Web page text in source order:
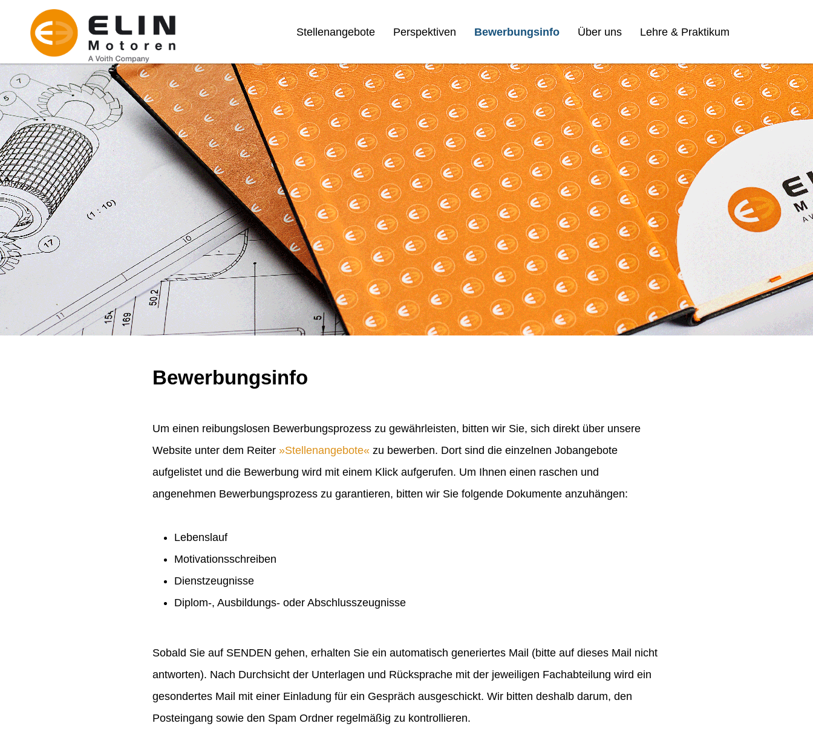
Stellenangebote Perspektiven Bewerbungsinfo Über uns Lehre & Praktikum
Bewerbungsinfo
Um einen reibungslosen Bewerbungsprozess zu gewährleisten, bitten wir Sie, sich direkt über unsere
Website unter dem Reiter
Stellenangebote
zu bewerben. Dort sind die einzelnen Jobangebote
aufgelistet und die Bewerbung wird mit einem Klick aufgerufen. Um Ihnen einen raschen und
angenehmen Bewerbungsprozess zu garantieren, bitten wir Sie folgende Dokumente anzuhängen:
Lebenslauf
Motivationsschreiben
Dienstzeugnisse
Diplom-, Ausbildungs- oder Abschlusszeugnisse
Sobald Sie auf SENDEN gehen, erhalten Sie ein automatisch generiertes Mail (bitte auf dieses Mail nicht
antworten). Nach Durchsicht der Unterlagen und Rücksprache mit der jeweiligen Fachabteilung wird ein
gesondertes Mail mit einer Einladung für ein Gespräch ausgeschickt. Wir bitten deshalb darum, den
Posteingang sowie den Spam Ordner regelmäßig zu kontrollieren.